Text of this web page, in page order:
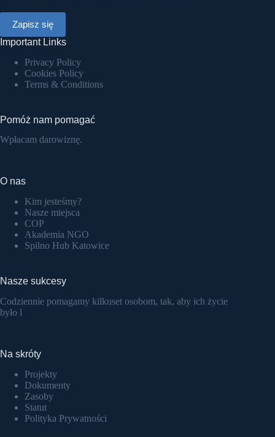
Important Links
Privacy Policy
Cookies Policy
Terms & Conditions
Pomóż nam pomagać
Wpłacam darowiznę.
O nas
Kim jesteśmy?
Nasze miejsca
COP
Akademia NGO
Spilno Hub Katowice
Nasze sukcesy
Codziennie pomagamy kilkuset osobom, tak, aby ich życie
było l
Na skróty
Projekty
Dokumenty
Zasoby
Statut
Polityka Prywatności